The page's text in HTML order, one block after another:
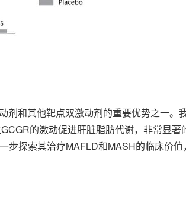
剂和其他靶点双激动剂的重要优势之一。
的激动促进肝脏脂肪代谢，非常显
步探索其治疗MAFLD和MASH的临床价